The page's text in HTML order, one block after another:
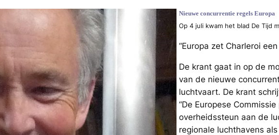
Nieuwe concurrentie regels Europa
Op 4 juli kwam het blad De Tijd
“Europa zet Charleroi een
De krant gaat in op de
van de nieuwe
luchtvaart. De krant
“De Europese
overheidssteun aan de
regionale luchthavens